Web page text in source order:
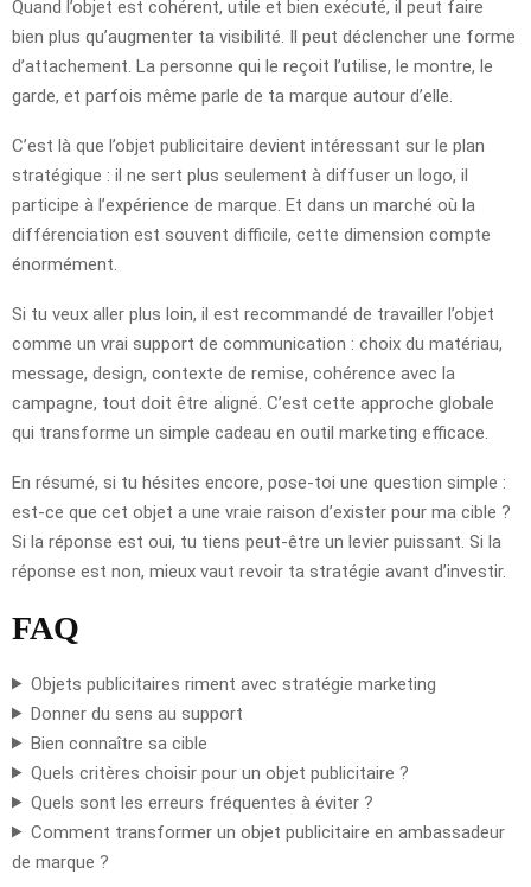
Quand l’objet est cohérent, utile et bien exécuté, il peut faire
bien plus qu’augmenter ta visibilité. Il peut déclencher une forme
d’attachement. La personne qui le reçoit l’utilise, le montre, le
garde, et parfois même parle de ta marque autour d’elle.
C’est là que l’objet publicitaire devient intéressant sur le plan
stratégique : il ne sert plus seulement à diffuser un logo, il
participe à l’expérience de marque. Et dans un marché où la
différenciation est souvent difficile, cette dimension compte
énormément.
Si tu veux aller plus loin, il est recommandé de travailler l’objet
comme un vrai support de communication : choix du matériau,
message, design, contexte de remise, cohérence avec la
campagne, tout doit être aligné. C’est cette approche globale
qui transforme un simple cadeau en outil marketing efficace.
En résumé, si tu hésites encore, pose-toi une question simple :
est-ce que cet objet a une vraie raison d’exister pour ma cible ?
Si la réponse est oui, tu tiens peut-être un levier puissant. Si la
réponse est non, mieux vaut revoir ta stratégie avant d’investir.
FAQ
Objets publicitaires riment avec stratégie marketing
Donner du sens au support
Bien connaître sa cible
Quels critères choisir pour un objet publicitaire ?
Quels sont les erreurs fréquentes à éviter ?
Comment transformer un objet publicitaire en ambassadeur
de marque ?